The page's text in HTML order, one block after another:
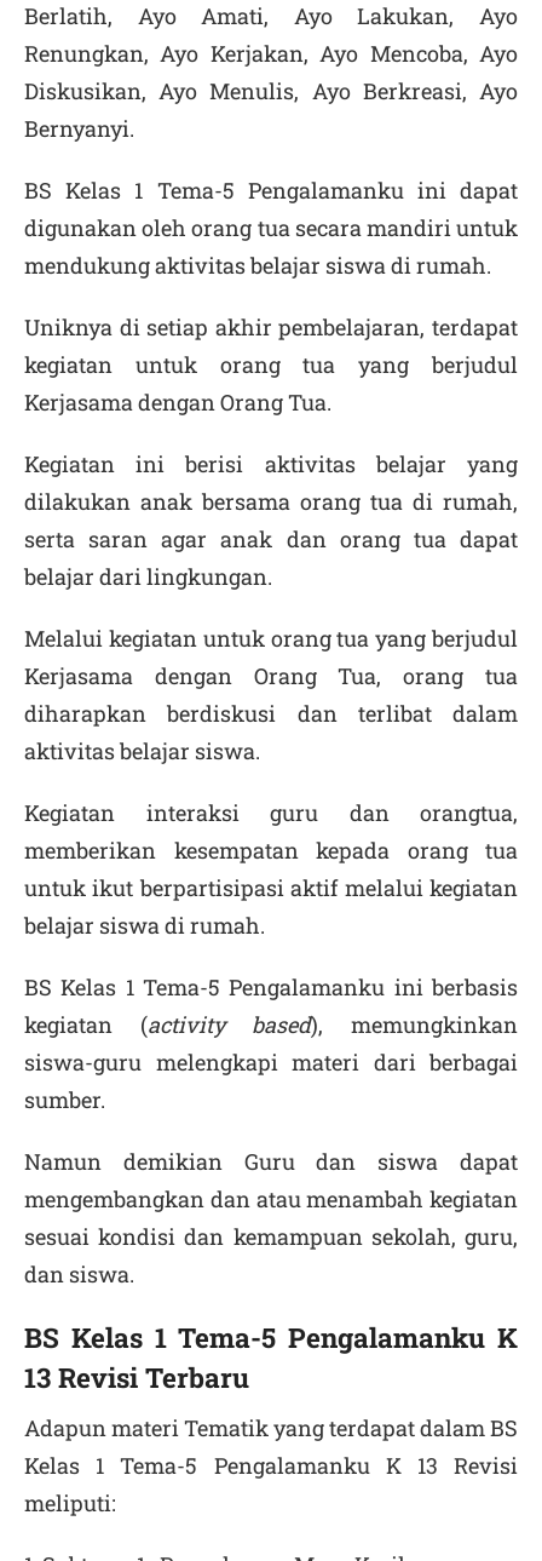
Berlatih, Ayo Amati, Ayo Lakukan, Ayo
Renungkan, Ayo Kerjakan, Ayo Mencoba, Ayo
Diskusikan, Ayo Menulis, Ayo Berkreasi, Ayo
Bernyanyi.
BS Kelas 1 Tema-5 Pengalamanku ini dapat
digunakan oleh orang tua secara mandiri untuk
mendukung aktivitas belajar siswa di rumah.
Uniknya di setiap akhir pembelajaran, terdapat
kegiatan untuk orang tua yang berjudul
Kerjasama dengan Orang Tua.
Kegiatan ini berisi aktivitas belajar yang
dilakukan anak bersama orang tua di rumah,
serta saran agar anak dan orang tua dapat
belajar dari lingkungan.
Melalui kegiatan untuk orang tua yang berjudul
Kerjasama dengan Orang Tua, orang tua
diharapkan berdiskusi dan terlibat dalam
aktivitas belajar siswa.
Kegiatan interaksi guru dan orangtua,
memberikan kesempatan kepada orang tua
untuk ikut berpartisipasi aktif melalui kegiatan
belajar siswa di rumah.
BS Kelas 1 Tema-5 Pengalamanku ini berbasis
kegiatan (activity based), memungkinkan
siswa-guru melengkapi materi dari berbagai
sumber.
Namun demikian Guru dan siswa dapat
mengembangkan dan atau menambah kegiatan
sesuai kondisi dan kemampuan sekolah, guru,
dan siswa.
BS Kelas 1 Tema-5 Pengalamanku K
13 Revisi Terbaru
Adapun materi Tematik yang terdapat dalam BS
Kelas 1 Tema-5 Pengalamanku K 13 Revisi
meliputi: